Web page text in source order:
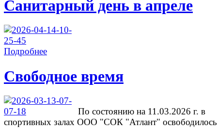
Санитарный день в апреле
Подробнее
Свободное время
По состоянию на 11.03.2026 г. в
спортивных залах ООО "СОК "Атлант" освободилось